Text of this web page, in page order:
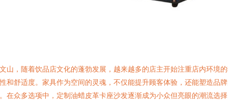
山，随着饮品店文化的蓬勃发展，越来越多的店主开始注重店内环境
和舒适度。家具作为空间的灵魂，不仅能提升顾客体验，还能塑造品
在众多选项中，定制油蜡皮革卡座沙发逐渐成为小众但亮眼的潮流选